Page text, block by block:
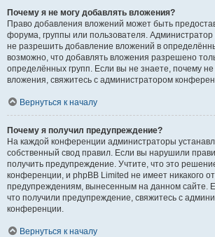
Почему я не могу добавлять вложения?
Право добавления вложений может быть
форума, группы или пользователя.
не разрешить добавление вложений в
возможно, что добавлять вложения разрешено
определённых групп. Если вы не знаете, почему
вложения, свяжитесь с администратором
Вернуться к началу
Почему я получил предупреждение?
На каждой конференции администраторы
собственный свод правил. Если вы нарушили
получить предупреждение. Учтите, что это
конференции, и phpBB Limited не имеет никакого
предупреждениям, вынесенным на данном сайте.
что получили предупреждение, свяжитесь с
конференции.
Вернуться к началу